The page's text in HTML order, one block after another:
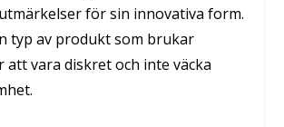
för sin innovativa form.
typ av produkt som brukar
vara diskret och inte väcka